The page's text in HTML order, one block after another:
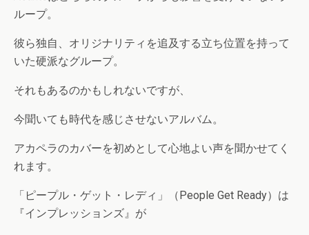
ループ。
彼ら独自、オリジナリティを追及する立ち位置を持って
いた硬派なグループ。
それもあるのかもしれないですが、
今聞いても時代を感じさせないアルバム。
アカペラのカバーを初めとして心地よい声を聞かせてく
れます。
「ピープル・ゲット・レディ」（People Get Ready）は
『インプレッションズ』が